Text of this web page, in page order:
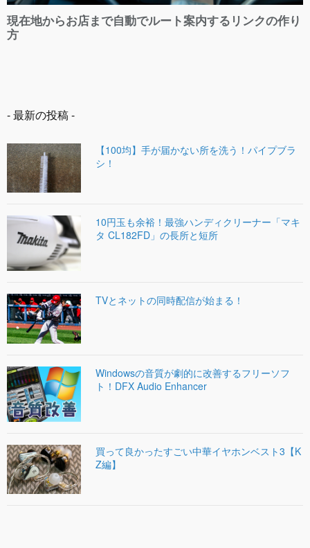
- 最新の投稿 -
【100均】手が届かない所を洗う！パイプブラ
シ！
10円玉も余裕！最強ハンディクリーナー「マキ
タ CL182FD」の長所と短所
TVとネットの同時配信が始まる！
Windowsの音質が劇的に改善するフリーソフ
ト！DFX Audio Enhancer
買って良かったすごい中華イヤホンベスト3【K
Z編】